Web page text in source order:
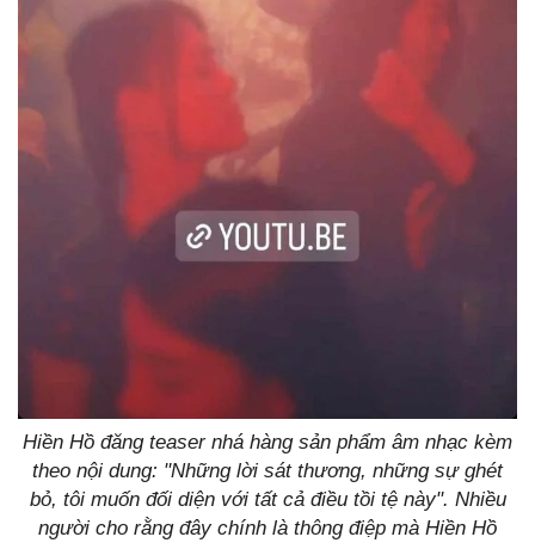
Hiền Hồ đăng teaser nhá hàng sản phẩm âm nhạc kèm
theo nội dung: "Những lời sát thương, những sự ghét
bỏ, tôi muốn đối diện với tất cả điều tồi tệ này". Nhiều
người cho rằng đây chính là thông điệp mà Hiền Hồ